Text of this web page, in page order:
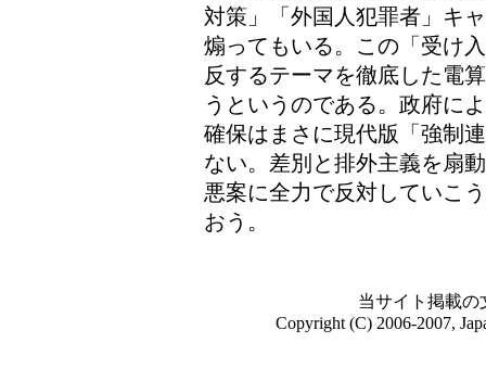
対策」「外国人犯罪者」キ
煽ってもいる。この「受け
反するテーマを徹底した電
うというのである。政府に
確保はまさに現代版「強制
ない。差別と排外主義を扇
悪案に全力で反対していこ
おう。
当サイト掲載の
Copyright (C) 2006-2007,